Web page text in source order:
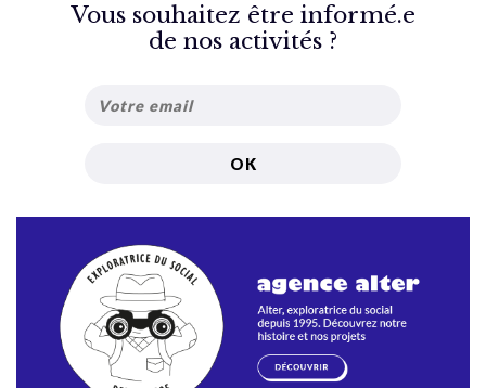
Vous souhaitez être informé.e
de nos activités ?